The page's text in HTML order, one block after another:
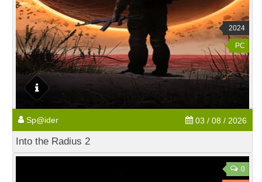
2024
PC
Sp@ider 03 / 08 / 2026
Into the Radius 2
0